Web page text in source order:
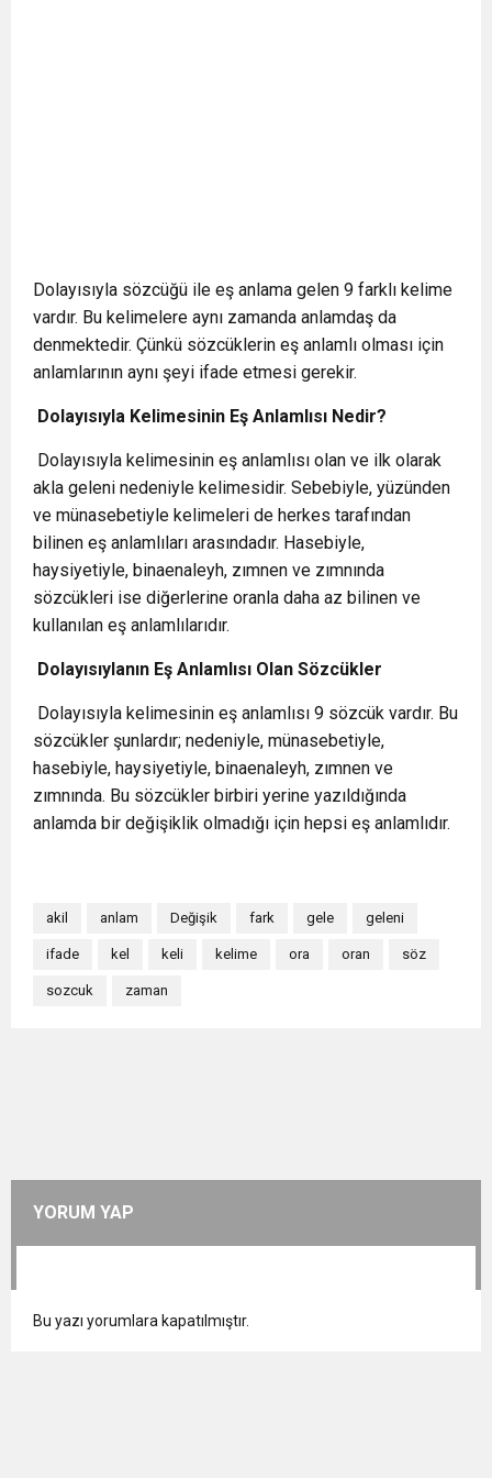
Dolayısıyla sözcüğü ile eş anlama gelen 9 farklı kelime
vardır. Bu kelimelere aynı zamanda anlamdaş da
denmektedir. Çünkü sözcüklerin eş anlamlı olması için
anlamlarının aynı şeyi ifade etmesi gerekir.
Dolayısıyla Kelimesinin Eş Anlamlısı Nedir?
Dolayısıyla kelimesinin eş anlamlısı olan ve ilk olarak
akla geleni nedeniyle kelimesidir. Sebebiyle, yüzünden
ve münasebetiyle kelimeleri de herkes tarafından
bilinen eş anlamlıları arasındadır. Hasebiyle,
haysiyetiyle, binaenaleyh, zımnen ve zımnında
sözcükleri ise diğerlerine oranla daha az bilinen ve
kullanılan eş anlamlılarıdır.
Dolayısıylanın Eş Anlamlısı Olan Sözcükler
Dolayısıyla kelimesinin eş anlamlısı 9 sözcük vardır. Bu
sözcükler şunlardır; nedeniyle, münasebetiyle,
hasebiyle, haysiyetiyle, binaenaleyh, zımnen ve
zımnında. Bu sözcükler birbiri yerine yazıldığında
anlamda bir değişiklik olmadığı için hepsi eş anlamlıdır.
akil anlam Değişik fark gele geleni
ifade kel keli kelime ora oran söz
sozcuk zaman
YORUM YAP
Bu yazı yorumlara kapatılmıştır.